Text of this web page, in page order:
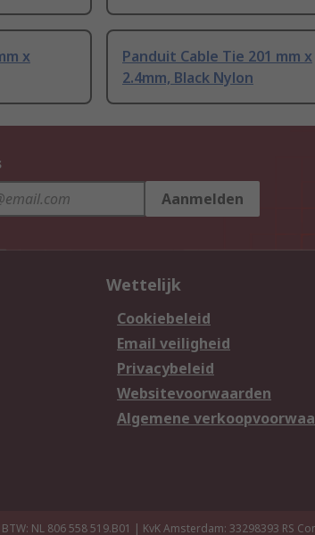
x
Panduit Cable Tie 201 mm x
2.4mm, Black Nylon
Aanmelden
Wettelijk
Cookiebeleid
Email veiligheid
Privacybeleid
Websitevoorwaarden
Algemene
NL 806 558 519.B01 | KvK Amsterdam: 33298393 RS